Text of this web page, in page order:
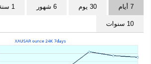
7 أيام 30 يوم 6 شهور 1 سنة
10 سنوات